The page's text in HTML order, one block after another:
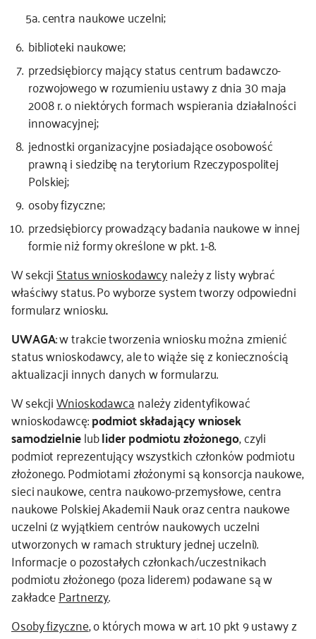
5a. centra naukowe uczelni;
biblioteki naukowe;
przedsiębiorcy mający status centrum badawczo-
rozwojowego w rozumieniu ustawy z dnia 30 maja
2008 r. o niektórych formach wspierania działalności
innowacyjnej;
jednostki organizacyjne posiadające osobowość
prawną i siedzibę na terytorium Rzeczypospolitej
Polskiej;
osoby fizyczne;
przedsiębiorcy prowadzący badania naukowe w innej
formie niż formy określone w pkt. 1-8.
W sekcjiStatus wnioskodawcynależy z listy wybrać
właściwy status. Po wyborze system tworzy odpowiedni
formularz wniosku.
UWAGA: w trakcie tworzenia wniosku można zmienić
status wnioskodawcy, ale to wiąże się z koniecznością
aktualizacji innych danych w formularzu.
W sekcjiWnioskodawcanależy zidentyfikować
wnioskodawcę:podmiot składający wniosek
samodzielnielubliderpodmiotu złożonego, czyli
podmiot reprezentujący wszystkich członków podmiotu
złożonego. Podmiotami złożonymi są konsorcja naukowe,
sieci naukowe, centra naukowo-przemysłowe, centra
naukowe Polskiej Akademii Nauk oraz centra naukowe
uczelni (z wyjątkiem centrów naukowych uczelni
utworzonych w ramach struktury jednej uczelni).
Informacje o pozostałych członkach/uczestnikach
podmiotu złożonego (poza liderem) podawane są w
zakładcePartnerzy.
Osoby fizyczne, o których mowa w art. 10 pkt 9 ustawy z